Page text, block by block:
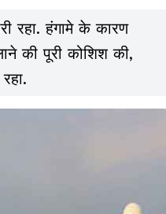
रहा. हंगामे के कारण
की पूरी कोशिश की,